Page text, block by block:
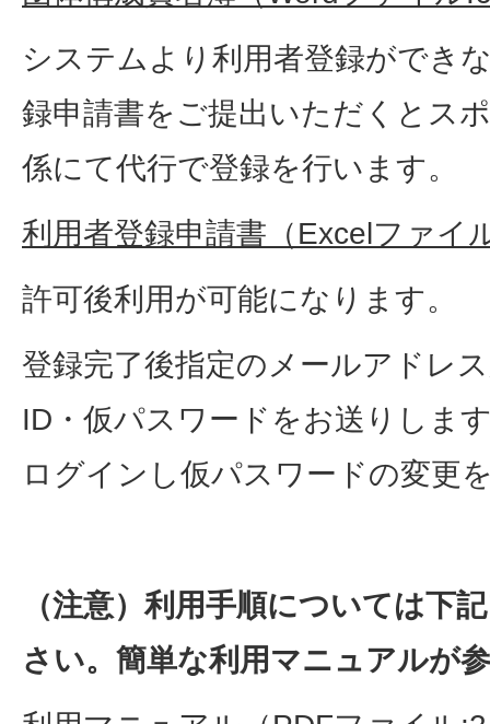
システムより利用者登録ができ
録申請書をご提出いただくとス
係にて代行で登録を行います。
利用者登録申請書（Excelファイ
許可後利用が可能になります。
登録完了後指定のメールアドレ
ID・仮パスワードをお送りしま
ログインし仮パスワードの変更
（注意）利用手順については下
さい。簡単な利用マニュアルが